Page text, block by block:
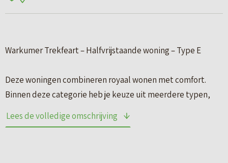
Warkumer Trekfeart – Halfvrijstaande woning – Type E
Deze woningen combineren royaal wonen met comfort.
Binnen deze categorie heb je keuze uit meerdere typen,
Lees de volledige omschrijving